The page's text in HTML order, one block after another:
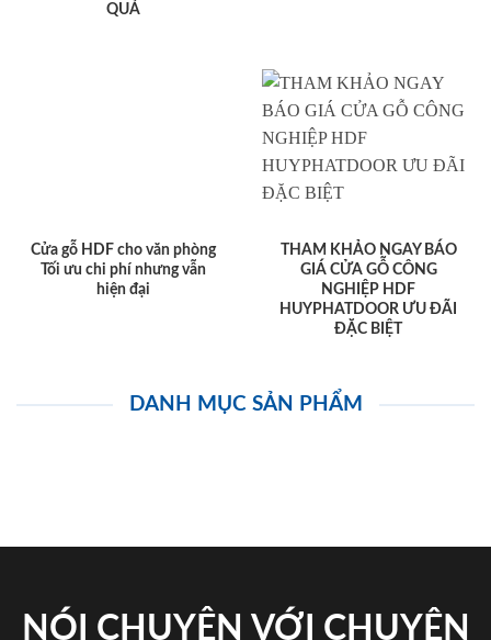
QUẢ
Cửa gỗ HDF cho văn phòng
Tối ưu chi phí nhưng vẫn
hiện đại
THAM KHẢO NGAY BÁO
GIÁ CỬA GỖ CÔNG
NGHIỆP HDF
HUYPHATDOOR ƯU ĐÃI
ĐẶC BIỆT
DANH MỤC SẢN PHẨM
NÓI CHUYỆN VỚI CHUYÊN